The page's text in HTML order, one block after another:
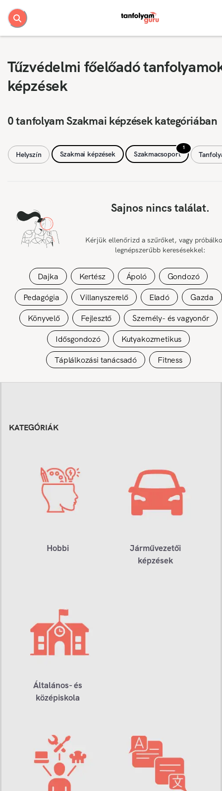
Tűzvédelmi főelőadó
képzések
0 tanfolyam Szakmai képzések kategóriában
Helyszín Szakmai képzések
1
Szakmacsoport
Sajnos nincs találat.
Kérjük ellenőrizd a szűrőket, vagy
legnépszerűbb keresésekkel:
Dajka Kertész Ápoló
Gondozó
Pedagógia
Villanyszerelő Eladó
Gazda
Könyvelő
Fejlesztő
Személy- és vagyonőr
Idősgondozó
Kutyakozmetikus
Táplálkozási tanácsadó
Fitness
KATEGÓRIÁK
Hobbi
Járművezetői
képzések
Általános- és
középiskola